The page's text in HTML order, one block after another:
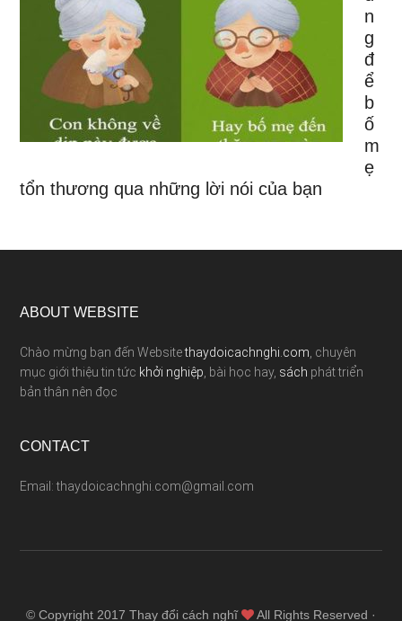
n
g
đ
ể
b
ố
m
ẹ
tổn thương qua những lời nói của bạn
ABOUT WEBSITE
Chào mừng bạn đến Websitethaydoicachnghi.com , chuyên
mục giới thiệu tin tức khởi nghiệp , bài học hay, sách phát triển
bản thân nên đọc
CONTACT
Email: thaydoicachnghi.com@gmail.com
© Copyright 2017 Thay đổi cách nghĩ
All Rights Reserved ·